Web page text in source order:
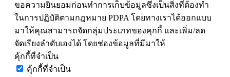
ขอความยินยอมก่อนทำการเก็บข้อมูลซึ่งเป็นสิ่งที่ต้องทำ
ในการปฏิบัติตามกฎหมาย PDPA โดยทางเราได้ออกแบบ
มาให้คุณสามารถจัดกลุ่มประเภทของคุกกี้ และเพิ่ม/ลด
จัดเรียงลำดับเองได้ โดยช่องข้อมูลที่มีมาให้
คุ้กกี้ที่จำเป็น
คุ้กกี้ที่จำเป็น